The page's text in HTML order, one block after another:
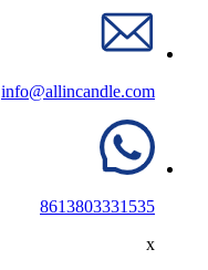
info@allincandle.com
8613803331535
x